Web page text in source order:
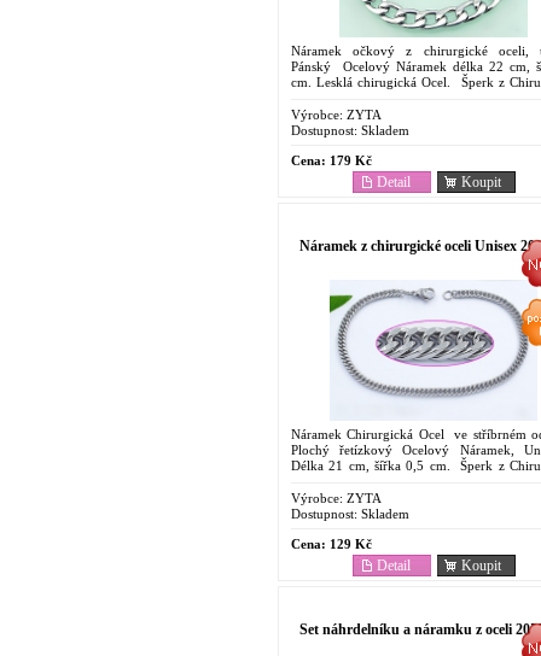
Náramek očkový z chirurgické oceli,
Pánský Ocelový Náramek délka 22 cm,
cm. Lesklá chirugická Ocel. Šperk z
Výrobce: ZYTA
Dostupnost: Skladem
Cena: 179 Kč
Koupit
Detail
Náramek z chirurgické oceli Unisex
Náramek Chirurgická Ocel ve stříbrném
Plochý řetízkový Ocelový Náramek,
Délka 21 cm, šířka 0,5 cm. Šperk z
Výrobce: ZYTA
Dostupnost: Skladem
Cena: 129 Kč
Koupit
Detail
Set náhrdelníku a náramku z oceli